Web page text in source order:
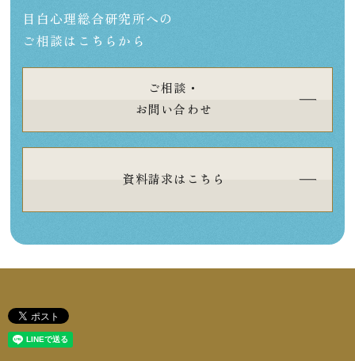
目白心理総合研究所への
ご相談はこちらから
ご相談・
お問い合わせ
資料請求はこちら